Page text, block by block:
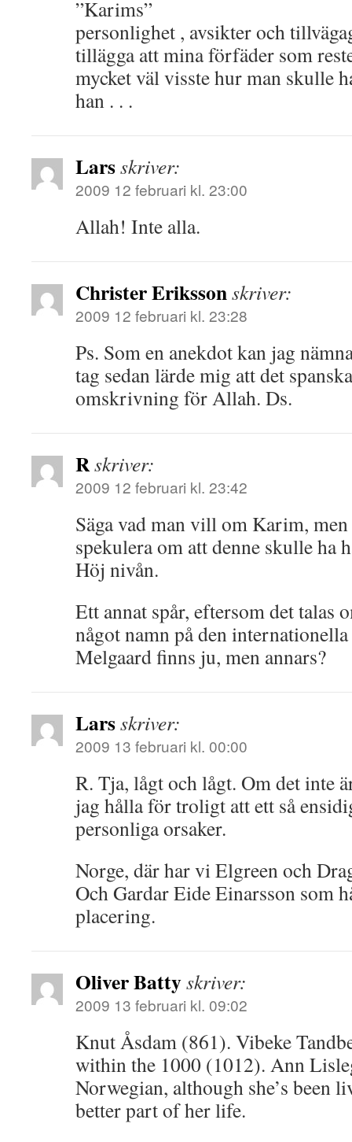
”Karims”
personlighet , avsikter och
tillägga att mina förfäder som
mycket väl visste hur man skulle
han . . .
Larsskriver:
2009 12 februari kl. 23:00
Allah! Inte alla.
Christer Erikssonskriver:
2009 12 februari kl. 23:28
Ps. Som en anekdot kan jag
tag sedan lärde mig att det
omskrivning för Allah. Ds.
Rskriver:
2009 12 februari kl. 23:42
Säga vad man vill om Karim,
spekulera om att denne skulle ha
Höj nivån.
Ett annat spår, eftersom det talas
något namn på den
Melgaard finns ju, men annars?
Larsskriver:
2009 13 februari kl. 00:00
R. Tja, lågt och lågt. Om det inte
jag hålla för troligt att ett så
personliga orsaker.
Norge, där har vi Elgreen och
Och Gardar Eide Einarsson som
placering.
Oliver Battyskriver:
2009 13 februari kl. 09:02
Knut Åsdam (861). Vibeke
within the 1000 (1012). Ann
Norwegian, although she’s been
better part of her life.